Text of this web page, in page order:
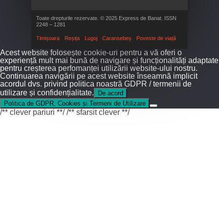
Toate drepturile rezervate. © 2025 Express de Banat. ISSN
2248 – 1281
Timișoara Reșița Lugoj Caransebeș Poveste de viață
Acest website folosește cookie-uri pentru a vă oferi o
experiență mult mai bună de navigare și funcționalități adaptate
pentru creșterea perfomanței utilizării website-ului nostru.
Continuarea navigării pe acest website înseamnă implicit
acordul dvs. privind politica noastră GDPR / termenii de
utilizare și confidențialitate.
De acord
Politica de GDPR, Cookies și Termeni de Utilizare
/** clever pariuri **//** sfarsit clever **/